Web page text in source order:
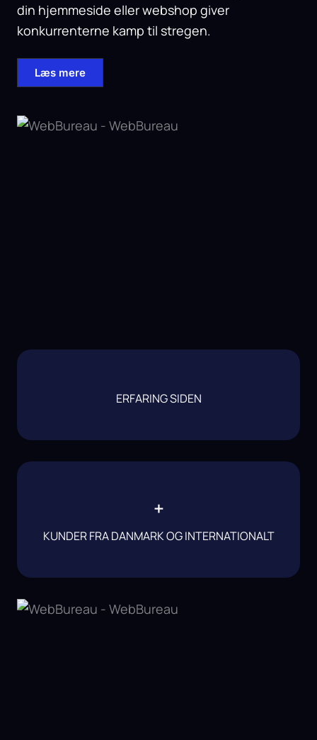
din hjemmeside eller webshop giver
konkurrenterne kamp til stregen.
Læs mere
ERFARING SIDEN
+
KUNDER FRA DANMARK OG INTERNATIONALT